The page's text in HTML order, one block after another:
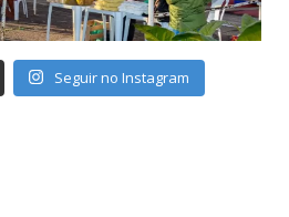
Seguir no Instagram